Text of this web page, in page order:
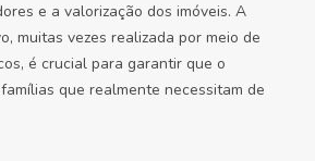
e a valorização dos imóveis. A
muitas vezes realizada por meio de
é crucial para garantir que o
que realmente necessitam de